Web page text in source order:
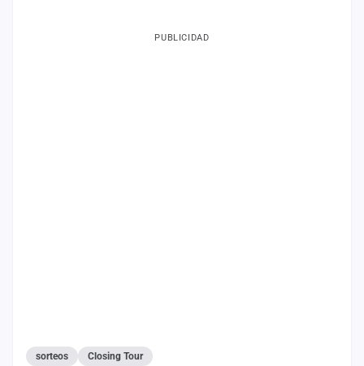
PUBLICIDAD
sorteos Closing Tour